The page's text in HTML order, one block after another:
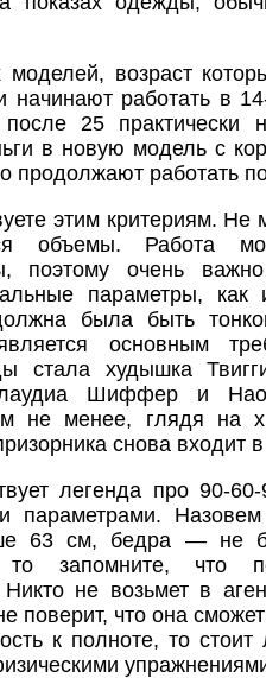
возраст
начинают работать в
25 практически
в новую модель с
продолжают работать
этим критериям.
объемы. Работа
поэтому очень
параметры,
была быть
основным
стала худышка
Шиффер и
не менее, глядя на
снова входит
легенда про 90-
параметрами.
63 см, бедра — не
то запомните, что
не возьмет в
поверит, что она
к полноте, то